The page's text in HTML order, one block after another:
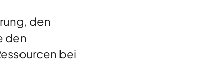
den
den
bei